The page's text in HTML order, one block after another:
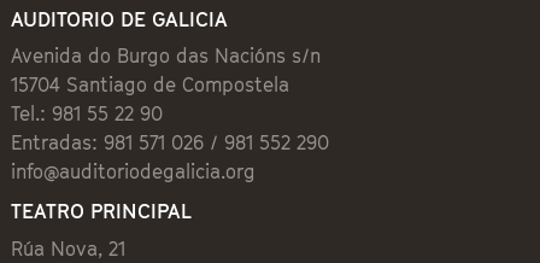
AUDITORIO DE GALICIA
Avenida do Burgo das Nacións s/n
15704 Santiago de Compostela
Tel.: 981 55 22 90
Entradas: 981 571 026 / 981 552 290
info@auditoriodegalicia.org
TEATRO PRINCIPAL
Rúa Nova, 21